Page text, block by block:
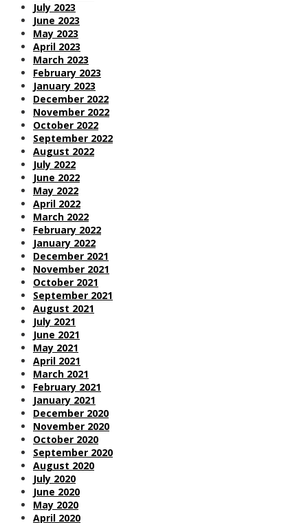
July 2023
June 2023
May 2023
April 2023
March 2023
February 2023
January 2023
December 2022
November 2022
October 2022
September 2022
August 2022
July 2022
June 2022
May 2022
April 2022
March 2022
February 2022
January 2022
December 2021
November 2021
October 2021
September 2021
August 2021
July 2021
June 2021
May 2021
April 2021
March 2021
February 2021
January 2021
December 2020
November 2020
October 2020
September 2020
August 2020
July 2020
June 2020
May 2020
April 2020